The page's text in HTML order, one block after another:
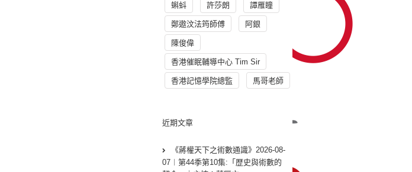
蝌蚪 許莎朗 譚雁瞳
鄭遨汶法筠師傅 阿銀
陳俊偉
香港催眠輔導中心 Tim Sir
香港記憶學院總監 馬哥老師
近期文章
《蔣權天下之術數通識》2026-08-
07︱第44季第10集:「歴史與術數的